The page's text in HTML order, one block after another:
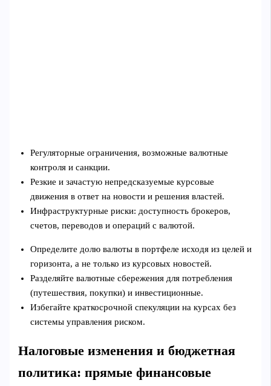
Регуляторные ограничения, возможные валютные
контроля и санкции.
Резкие и зачастую непредсказуемые курсовые
движения в ответ на новости и решения властей.
Инфраструктурные риски: доступность брокеров,
счетов, переводов и операций с валютой.
Определите долю валюты в портфеле исходя из целей и
горизонта, а не только из курсовых новостей.
Разделяйте валютные сбережения для потребления
(путешествия, покупки) и инвестиционные.
Избегайте краткосрочной спекуляции на курсах без
системы управления риском.
Налоговые изменения и бюджетная
политика: прямые финансовые